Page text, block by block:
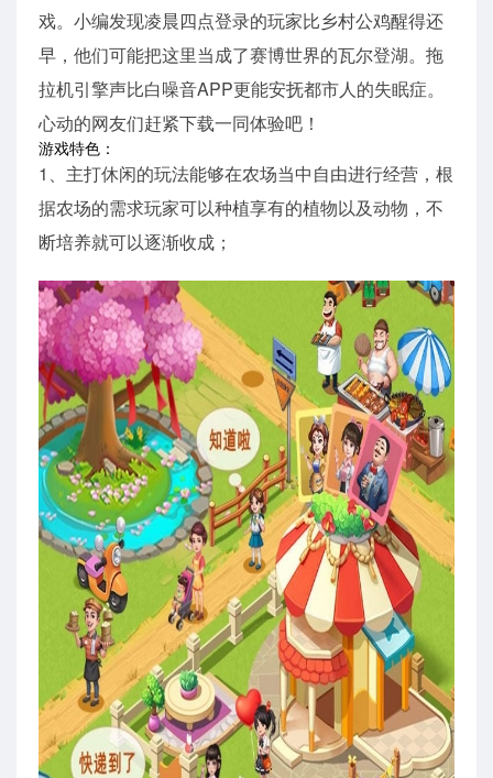
戏。小编发现凌晨四点登录的玩家比乡村公鸡醒得还
早，他们可能把这里当成了赛博世界的瓦尔登湖。拖
拉机引擎声比白噪音APP更能安抚都市人的失眠症。
心动的网友们赶紧下载一同体验吧！
游戏特色：
1、主打休闲的玩法能够在农场当中自由进行经营，根
据农场的需求玩家可以种植享有的植物以及动物，不
断培养就可以逐渐收成；